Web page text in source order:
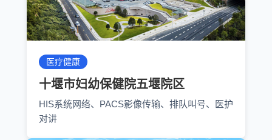
医疗健康
十堰市妇幼保健院五堰院区
HIS系统网络、PACS影像传输、排队叫号、医护
对讲